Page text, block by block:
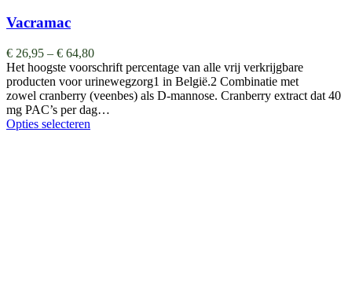
Vacramac
€ 26,95 – € 64,80
Het hoogste voorschrift percentage van alle vrij verkrijgbare
producten voor urinewegzorg1 in België.2 Combinatie met
zowel cranberry (veenbes) als D-mannose. Cranberry extract dat 40
mg PAC’s per dag…
Opties selecteren